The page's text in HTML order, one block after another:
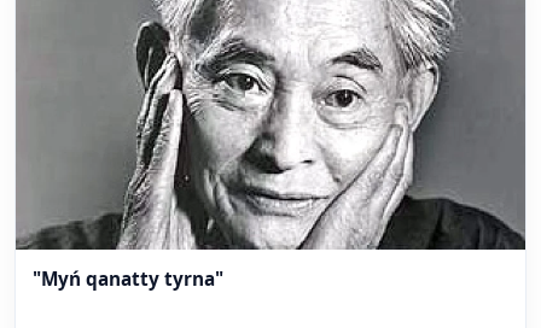
"Myń qanatty tyrna"